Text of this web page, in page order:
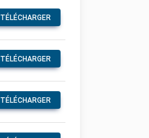
TÉLÉCHARGER
TÉLÉCHARGER
TÉLÉCHARGER